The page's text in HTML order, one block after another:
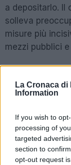
La Cronaca di
Information
If you wish to
processing of
targeted
section to
opt-out request
a depositarlo. Il
solleva
misure più
mezzi pubblici
Fonte
5